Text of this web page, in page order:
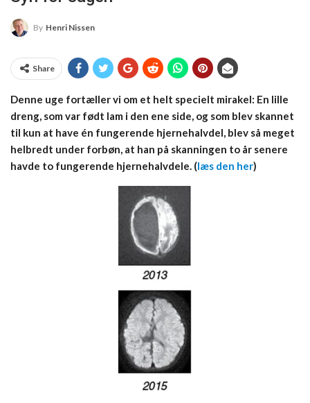
By Henri Nissen
Share
Denne uge fortæller vi om et helt specielt mirakel: En lille
dreng, som var født lam i den ene side, og som blev skannet
til kun at have én fungerende hjernehalvdel, blev så meget
helbredt under forbøn, at han på skanningen to år senere
havde to fungerende hjernehalvdele. (læs den her)